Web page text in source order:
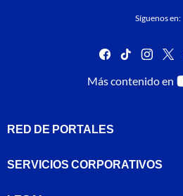
Síguenos en:
facebook
tiktok
Más contenido en
RED DE PORTALES
SERVICIOS CORPORATIVOS